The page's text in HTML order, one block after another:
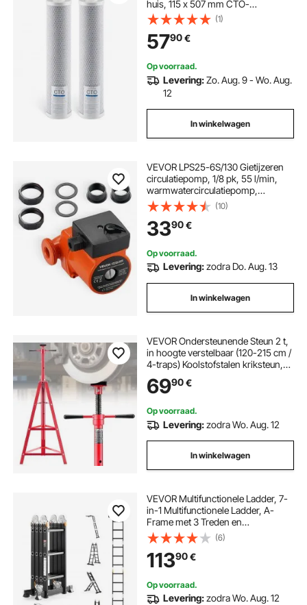
huis, 115 x 507 mm CTO-
koolstofblok, vervangend filter voor
3-traps waterfiltratiesysteem,
vermindert chloor en slechte smaak
en geur
(1)
5790€
Op voorraad.
Levering:Zo. Aug. 9 - Wo. Aug.
12
In winkelwagen
VEVOR LPS25-6S/130 Gietijzeren
circulatiepomp, 1/8 pk, 55 l/min,
warmwatercirculatiepomp,
schroefdraadaansluiting, 3-traps
snelheidsregeling, stille werking,
voor huisverwarmingssystemen
(10)
3390€
Op voorraad.
Levering:zodra Do. Aug. 13
In winkelwagen
VEVOR Ondersteunende Steun 2 t,
in hoogte verstelbaar (120-215 cm /
4-traps) Koolstofstalen kriksteun,
statief voor het ondersteunen van
voertuigonderdelen, autoreparatie
6990€
Op voorraad.
Levering:zodra Wo. Aug. 12
In winkelwagen
VEVOR Multifunctionele Ladder, 7-
in-1 Multifunctionele Ladder, A-
Frame met 3 Treden en
Steigerplank, Telescopische
Ladder, Ladderframe 3550 mm,
Zware Ladder, Draagvermogen 150
kg, voor Buitenhuisgebruik
(6)
11390€
Op voorraad.
Levering:zodra Wo. Aug. 12